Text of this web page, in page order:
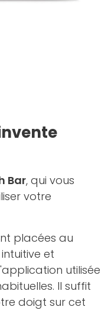
Bar, qui vous
votre
placées au
et
utilisée
Il suffit
doigt sur cet